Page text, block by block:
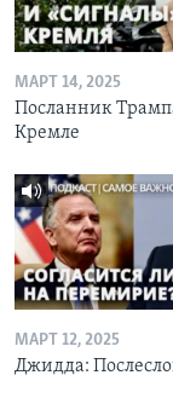
МАРТ 14, 2025
Посланник
Кремле
МАРТ 12, 2025
Джидда: